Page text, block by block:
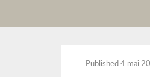
Published 4 mai